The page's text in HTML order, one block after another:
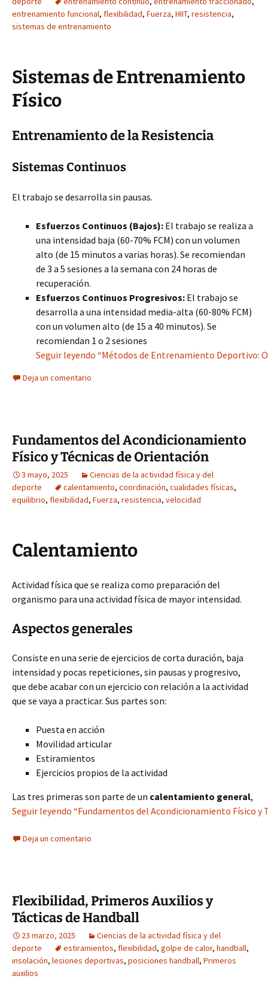
entrenamiento funcional, flexibilidad, Fuerza, HIIT, resistencia,
sistemas de entrenamiento
Sistemas de Entrenamiento
Físico
Entrenamiento de la Resistencia
Sistemas Continuos
El trabajo se desarrolla sin pausas.
Esfuerzos Continuos (Bajos): El trabajo se realiza a
una intensidad baja (60-70% FCM) con un volumen
alto (de 15 minutos a varias horas). Se recomiendan
de 3 a 5 sesiones a la semana con 24 horas de
recuperación.
Esfuerzos Continuos Progresivos: El trabajo se
desarrolla a una intensidad media-alta (60-80% FCM)
con un volumen alto (de 15 a 40 minutos). Se
recomiendan 1 o 2 sesiones
Seguir leyendo “Métodos de Entrenamiento Deportivo:
Deja un comentario
Fundamentos del Acondicionamiento
Físico y Técnicas de Orientación
3 mayo, 2025
Ciencias de la actividad física y del
deporte
calentamiento, coordinación, cualidades físicas,
equilibrio, flexibilidad, Fuerza, resistencia, velocidad
Calentamiento
Actividad física que se realiza como preparación del
organismo para una actividad física de mayor intensidad.
Aspectos generales
Consiste en una serie de ejercicios de corta duración, baja
intensidad y pocas repeticiones, sin pausas y progresivo,
que debe acabar con un ejercicio con relación a la actividad
que se vaya a practicar. Sus partes son:
Puesta en acción
Movilidad articular
Estiramientos
Ejercicios propios de la actividad
Las tres primeras son parte de un calentamiento general,
Seguir leyendo “Fundamentos del Acondicionamiento Físico y
Deja un comentario
Flexibilidad, Primeros Auxilios y
Tácticas de Handball
23 marzo, 2025
Ciencias de la actividad física y del
deporte
estiramientos, flexibilidad, golpe de calor, handball,
insolación, lesiones deportivas, posiciones handball, Primeros
auxilios